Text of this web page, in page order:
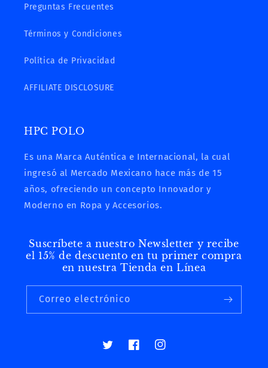
Preguntas Frecuentes
Términos y Condiciones
Política de Privacidad
AFFILIATE DISCLOSURE
HPC POLO
Es una Marca Auténtica e Internacional, la cual
ingresó al Mercado Mexicano hace más de 15
años, ofreciendo un concepto Innovador y
Moderno en Ropa y Accesorios.
Suscríbete a nuestro Newsletter y recibe
el 15% de descuento en tu primer compra
en nuestra Tienda en Línea
Correo electrónico
TwitterFacebookInstagram